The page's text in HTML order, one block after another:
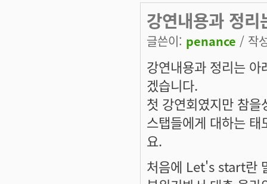
강연내용과 정리
글쓴이: penance / 작
강연내용과 정리는
겠습니다.
첫 강연회였지만 참
스탭들에게 대하는
요.
처음에 Let's start란